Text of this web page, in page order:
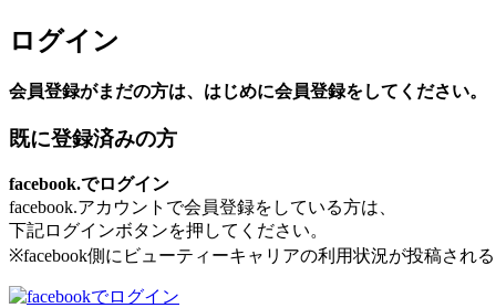
ログイン
会員登録がまだの方は、はじめに会員登録をしてください。
既に登録済みの方
facebook.でログイン
facebook.アカウントで会員登録をしている方は、
下記ログインボタンを押してください。
※facebook側にビューティーキャリアの利用状況が投稿される